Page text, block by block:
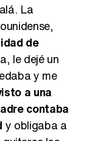
La
de
le dejé un
y me
a una
contaba
y obligaba a